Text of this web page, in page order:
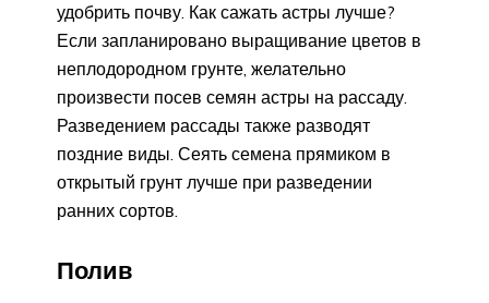
удобрить почву. Как сажать астры лучше?
Если запланировано выращивание цветов в
неплодородном грунте, желательно
произвести посев семян астры на рассаду.
Разведением рассады также разводят
поздние виды. Сеять семена прямиком в
открытый грунт лучше при разведении
ранних сортов.
Полив